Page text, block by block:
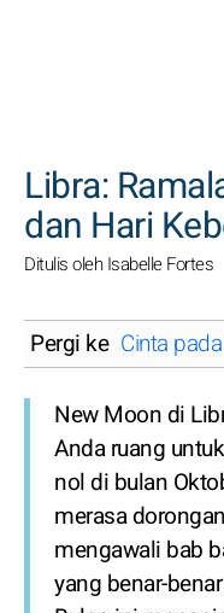
Libra:
dan Hari
Ditulis oleh Isabelle Fortes
Pergi ke Cinta
New Moon di
Anda ruang
nol di bulan
merasa
mengawali bab
yang benar-